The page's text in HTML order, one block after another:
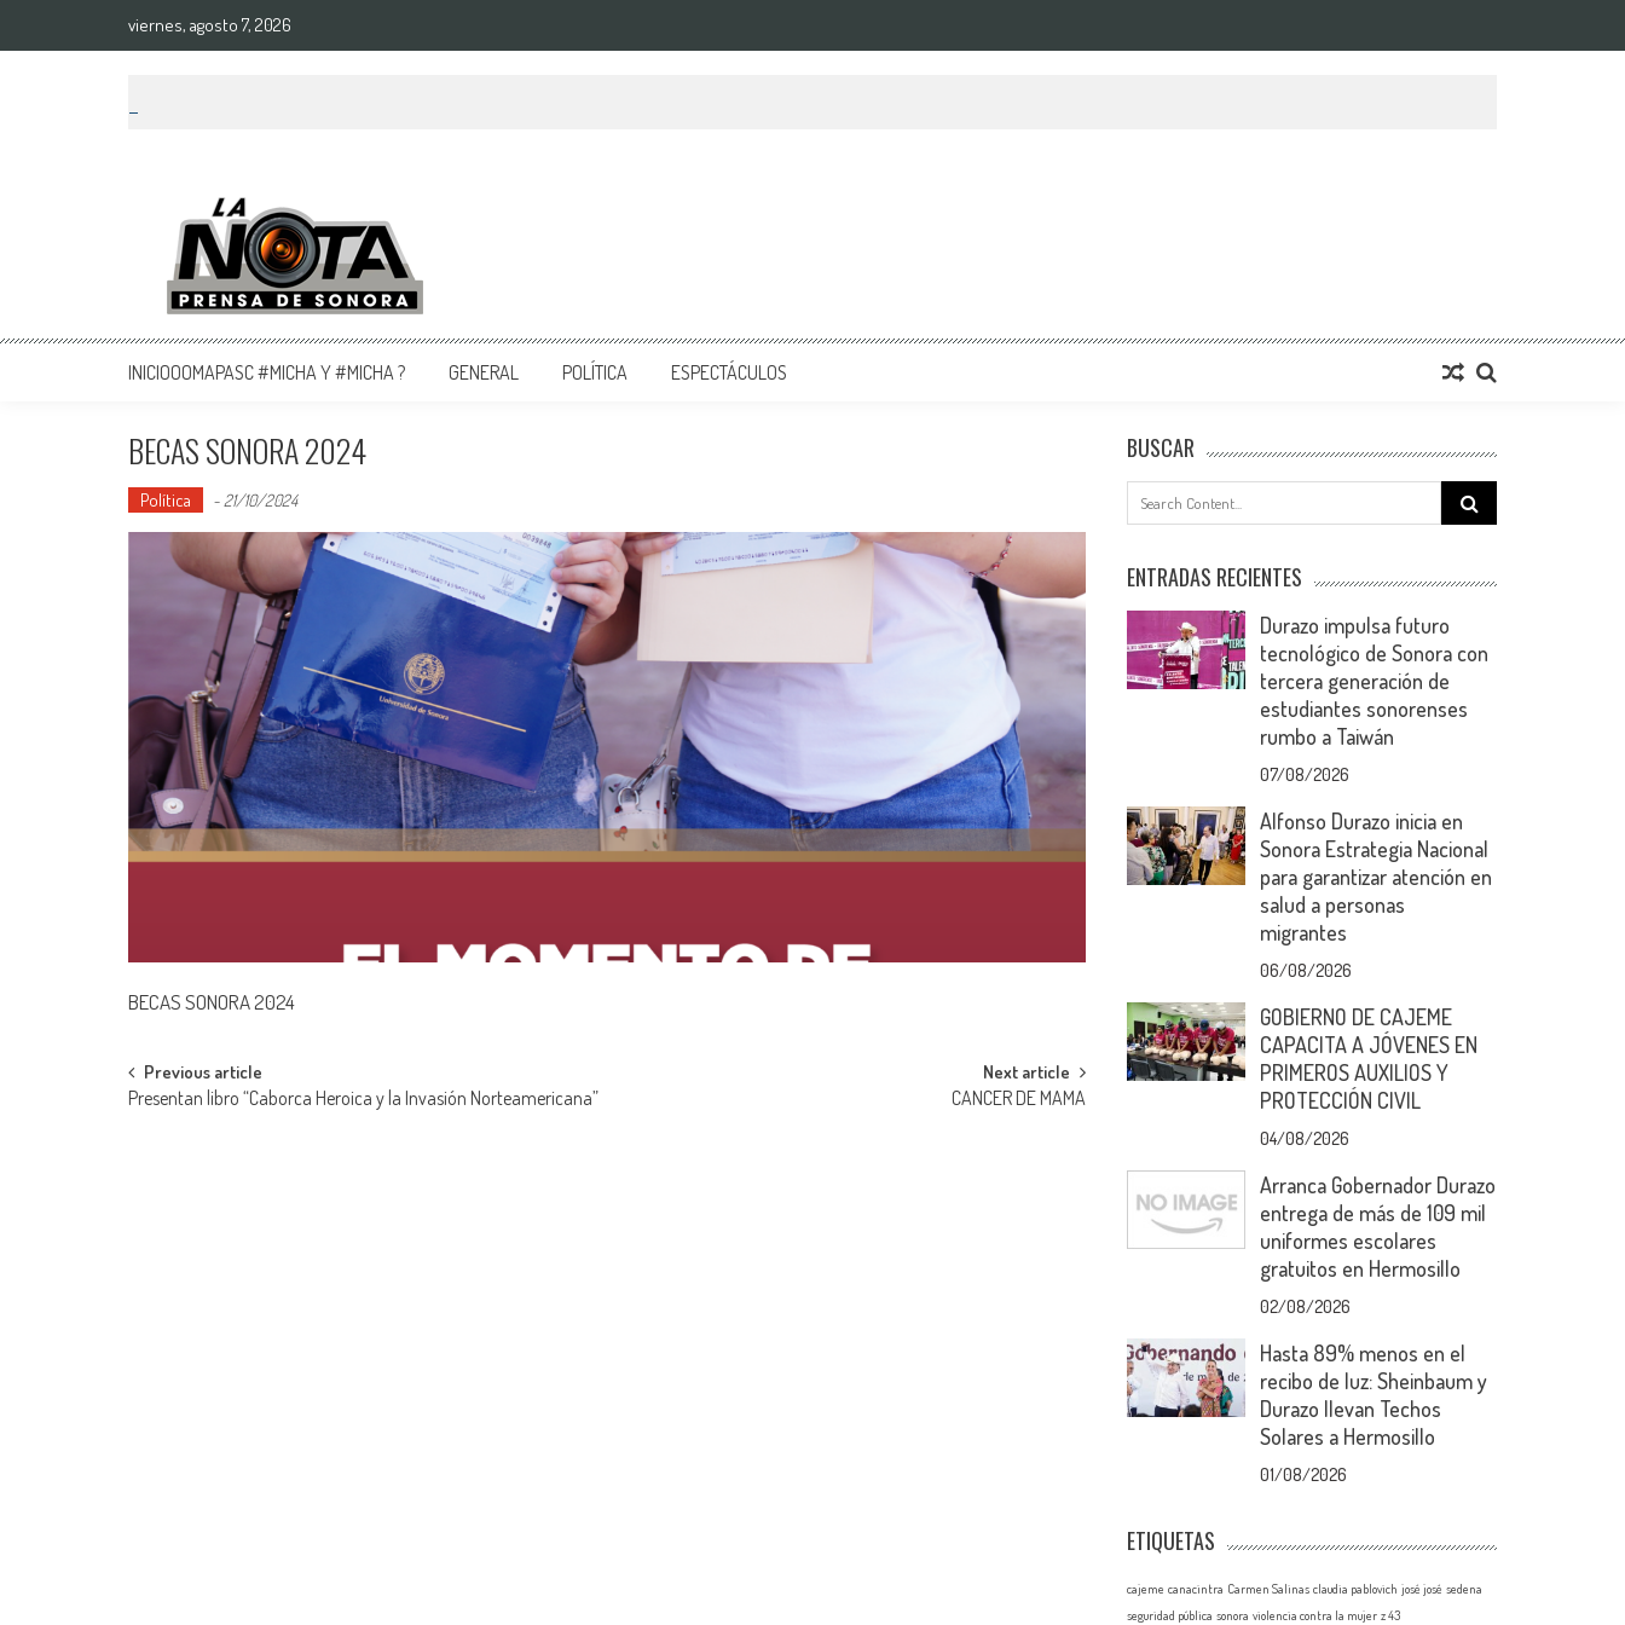
viernes, agosto 7, 2026
La Nota Prensa De Sonora
Noticias del día
INICIOOOMAPASC #MICHA Y #MICHA ? GENERAL POLÍTICA ESPECTÁCULOS
BECAS SONORA 2024
Política - 21/10/2024
BECAS SONORA 2024
Post
Previous article
Presentan libro “Caborca Heroica y la Invasión Norteamericana”
Next article
CANCER DE MAMA
BUSCAR
Search
for:
ENTRADAS RECIENTES
Durazo impulsa futuro
tecnológico de Sonora con
tercera generación de
estudiantes sonorenses
rumbo a Taiwán
07/08/2026
Alfonso Durazo inicia en
Sonora Estrategia Nacional
para garantizar atención en
salud a personas
migrantes
06/08/2026
GOBIERNO DE CAJEME
CAPACITA A JÓVENES EN
PRIMEROS AUXILIOS Y
PROTECCIÓN CIVIL
04/08/2026
Arranca Gobernador Durazo
entrega de más de 109 mil
uniformes escolares
gratuitos en Hermosillo
02/08/2026
Hasta 89% menos en el
recibo de luz: Sheinbaum y
Durazo llevan Techos
Solares a Hermosillo
01/08/2026
ETIQUETAS
cajeme canacintra Carmen Salinas claudia pablovich josé josé sedena
seguridad pública sonora violencia contra la mujer z 43